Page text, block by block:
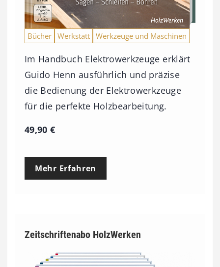
Bücher Werkstatt Werkzeuge und Maschinen
Im Handbuch Elektrowerkzeuge erklärt
Guido Henn ausführlich und präzise
die Bedienung der Elektrowerkzeuge
für die perfekte Holzbearbeitung.
49,90€
Mehr Erfahren
Zeitschriftenabo HolzWerken